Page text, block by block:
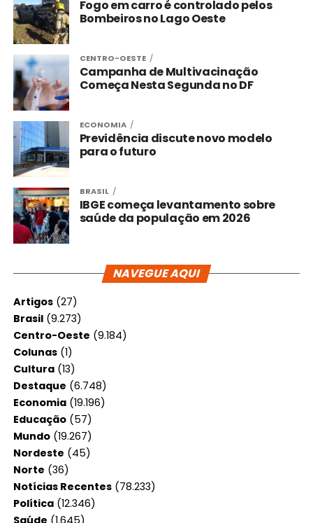
Fogo em carro é controlado pelos
Bombeiros no Lago Oeste
CENTRO-OESTE
Campanha de Multivacinação
Começa Nesta Segunda no DF
ECONOMIA
Previdência discute novo modelo
para o futuro
BRASIL
IBGE começa levantamento sobre
saúde da população em 2026
NAVEGUE AQUI
Artigos(27)
Brasil(9.273)
Centro-Oeste (9.184)
Colunas(1)
Cultura(13)
Destaque (6.748)
Economia(19.196)
Educação(57)
Mundo(19.267)
Nordeste (45)
Norte (36)
Notícias Recentes(78.233)
Política(12.346)
Saúde (1.645)